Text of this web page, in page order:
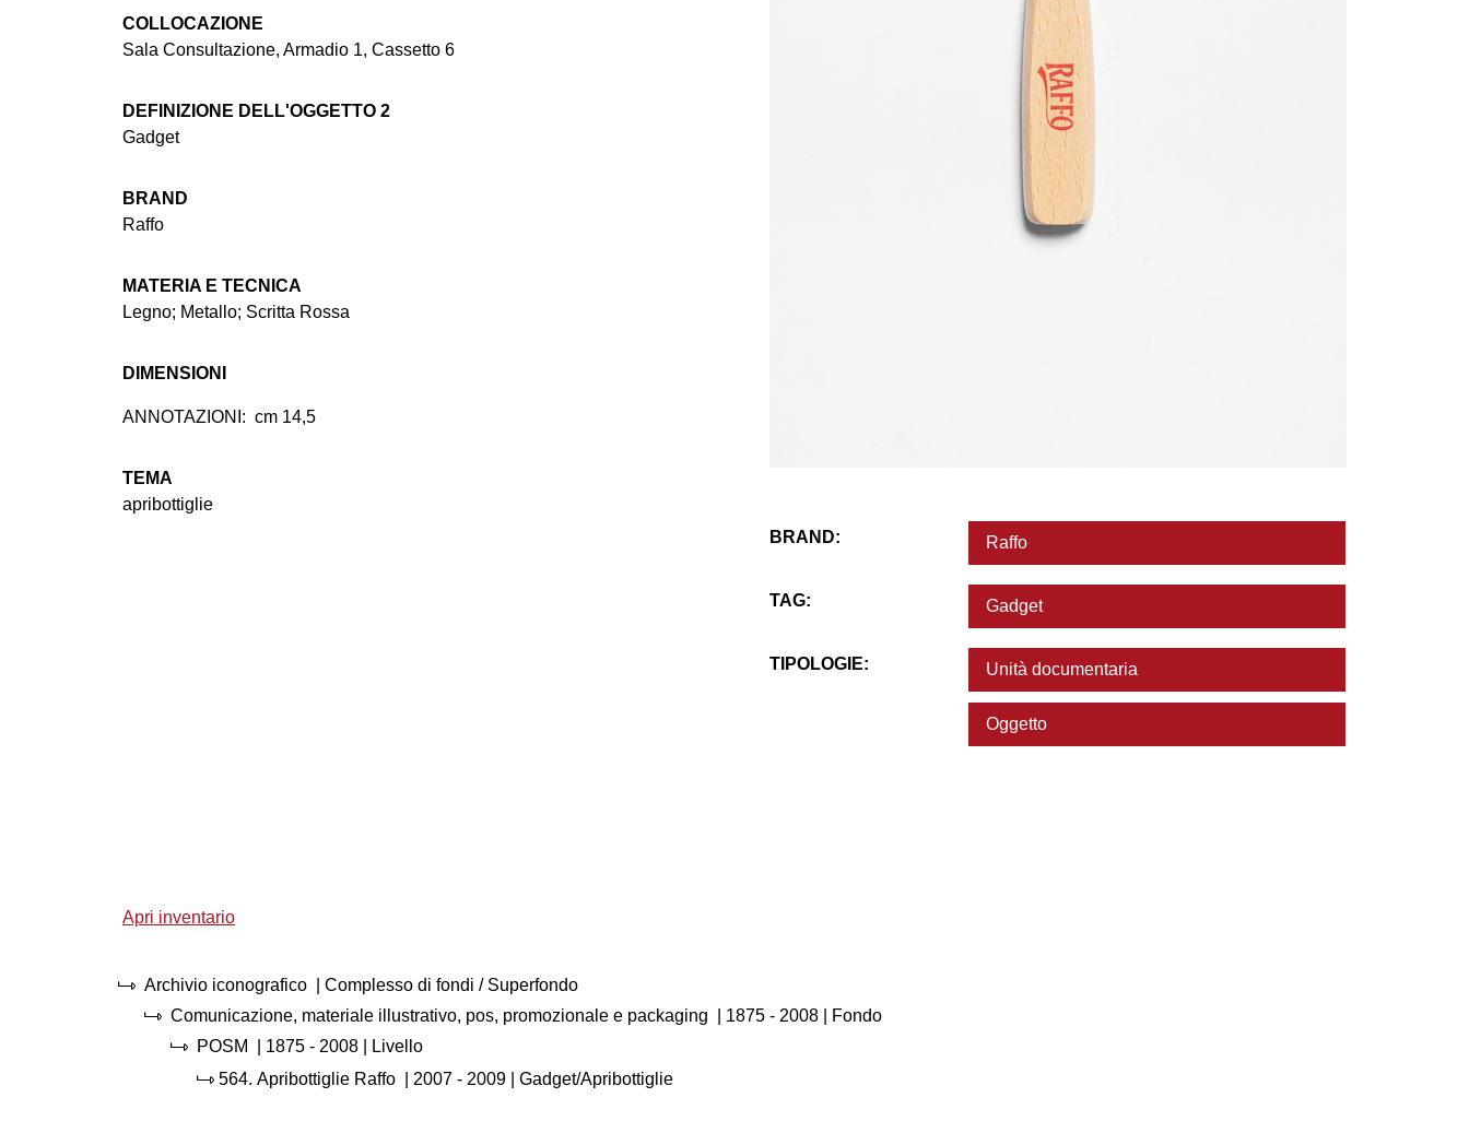
COLLOCAZIONE
Sala Consultazione, Armadio 1, Cassetto 6
DEFINIZIONE DELL'OGGETTO 2
Gadget
BRAND
Raffo
MATERIA E TECNICA
Legno; Metallo; Scritta Rossa
DIMENSIONI
ANNOTAZIONI: cm 14,5
TEMA
apribottiglie
BRAND:
Raffo
TAG: Gadget
TIPOLOGIE: Unità documentaria
Oggetto
Apri inventario
Archivio iconografico
| Complesso di fondi / Superfondo
Comunicazione, materiale illustrativo, pos, promozionale e packaging
1875 - 2008
| Fondo
POSM
1875 - 2008
| Livello
564. Apribottiglie Raffo 2007 - 2009 | Gadget/Apribottiglie